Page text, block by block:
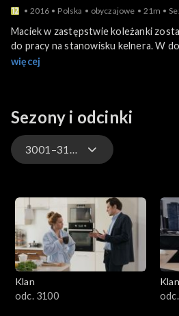
2016 Polska obyczajowe 21m
Maciek w zastępstwie koleżanki
do pracy na stanowisku kelnera. W
jakie otrzymał. Borys w ostatniej
więcej
Sezony i odcinki
3001–3100
4601–4700
4501–4600
4401–4500
Klan
odc. 3100
Klan